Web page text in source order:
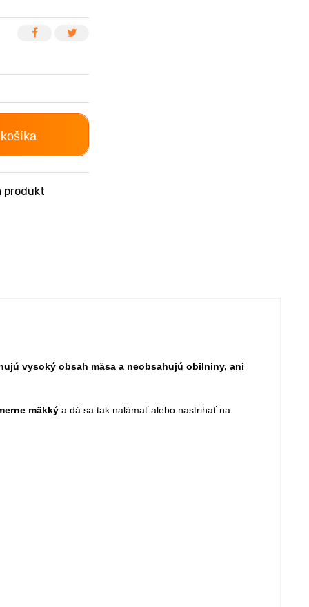
produkt
vysoký obsah mäsa a neobsahujú obilniny, ani
mäkký a dá sa tak nalámať alebo nastrihať na